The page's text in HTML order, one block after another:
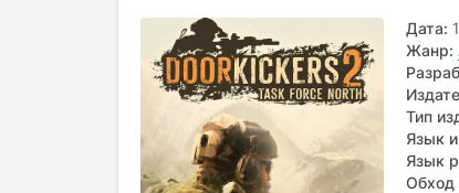
Дата:
Жанр:
Тип
Язык
Язык
Обход